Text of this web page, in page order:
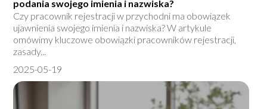
podania swojego imienia i nazwiska?
Czy pracownik rejestracji w przychodni ma obowiązek
ujawnienia swojego imienia i nazwiska? W artykule
omówimy kluczowe obowiązki pracowników rejestracji,
zasady...
2025-05-19